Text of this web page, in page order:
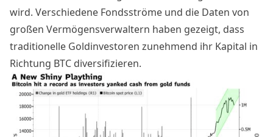
wird. Verschiedene Fondsströme und die Daten von
großen Vermögensverwaltern haben gezeigt, dass
traditionelle Goldinvestoren zunehmend ihr Kapital in
Richtung BTC diversifizieren.